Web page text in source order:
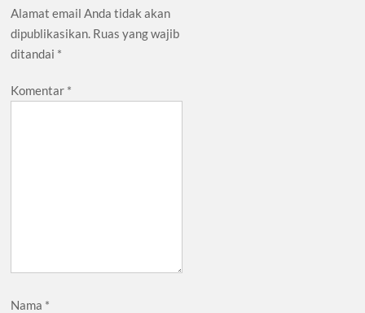
Alamat email Anda tidak akan
dipublikasikan. Ruas yang wajib
ditandai *
Komentar *
Nama *